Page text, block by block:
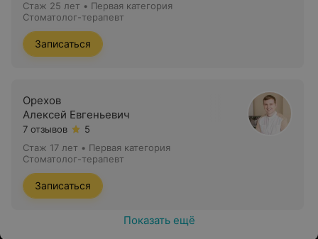
Стаж 25 лет • Первая категория
Стоматолог-терапевт
Записаться
Орехов
Алексей Евгеньевич
7 отзывов
5
Стаж 17 лет • Первая категория
Стоматолог-терапевт
Записаться
Показать ещё